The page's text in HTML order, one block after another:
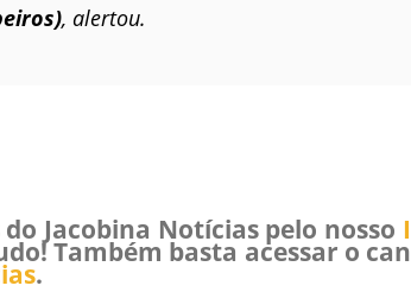
, alertou.
Jacobina Notícias pelo nosso
Também basta acessar o
.